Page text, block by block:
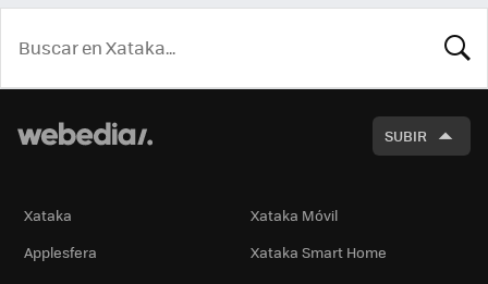
SUBIR
Xataka
Xataka Móvil
Applesfera
Xataka Smart Home